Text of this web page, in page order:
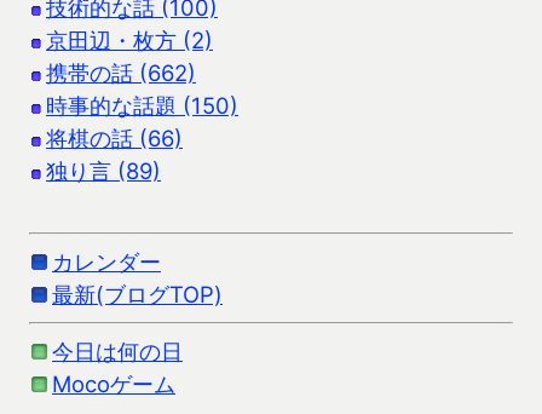
技術的な話 (100)
京田辺・枚方 (2)
携帯の話 (662)
時事的な話題 (150)
将棋の話 (66)
独り言 (89)
カレンダー
最新(ブログTOP)
今日は何の日
Mocoゲーム